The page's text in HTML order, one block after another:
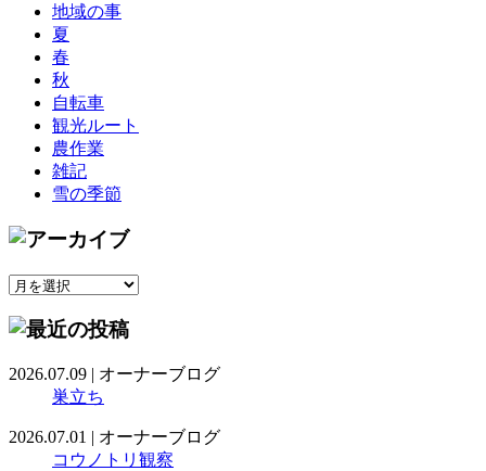
地域の事
夏
春
秋
自転車
観光ルート
農作業
雑記
雪の季節
2026.07.09 | オーナーブログ
巣立ち
2026.07.01 | オーナーブログ
コウノトリ観察